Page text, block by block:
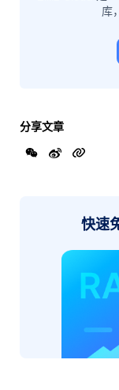
库
分享文章
快速